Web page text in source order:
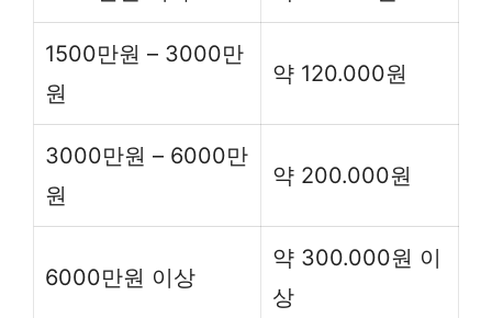
1500만원 – 3000만
원
약 120.000원
3000만원 – 6000만
원
약 200.000원
6000만원 이상
약 300.000원 이
상